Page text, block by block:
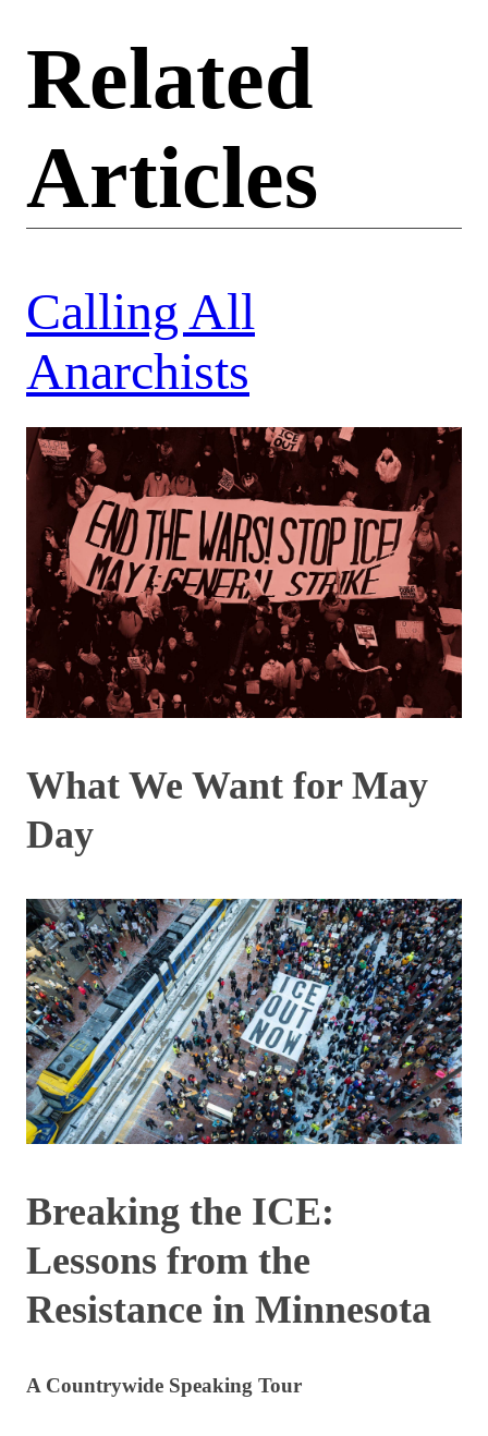
Related
Articles
Calling All
Anarchists
What We Want for May
Day
Breaking the ICE:
Lessons from the
Resistance in Minnesota
A Countrywide Speaking Tour